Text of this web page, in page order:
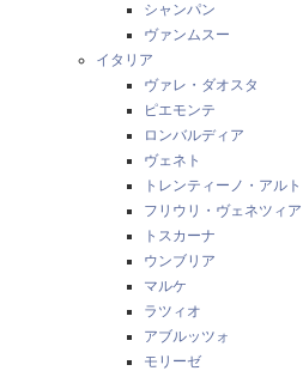
シャンパン
ヴァンムスー
イタリア
ヴァレ・ダオスタ
ピエモンテ
ロンバルディア
ヴェネト
トレンティーノ・アル
フリウリ・ヴェネツィ
トスカーナ
ウンブリア
マルケ
ラツィオ
アブルッツォ
モリーゼ